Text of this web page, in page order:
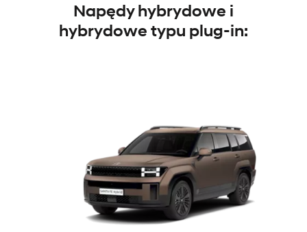
Napędy hybrydowe i
hybrydowe typu plug-in: